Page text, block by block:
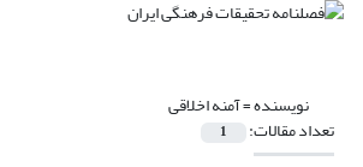
نویسنده =آمنه اخلاقی
تعداد مقالات: 1